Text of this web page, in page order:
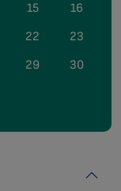
15
16
22
23
29
30